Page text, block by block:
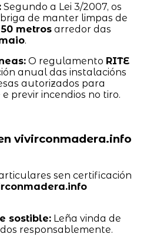
Segundo a Lei 3/2007, os
de manter limpas de
50 metrosarredor das
.
O regulamento RITE
anual das instalacións
autorizados para
previr incendios no tiro.
vivirconmadera.info
sen certificación
sostible:Leña vinda de
responsablemente.